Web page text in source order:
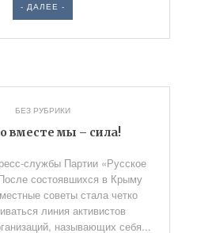
- ДАЛЕЕ -
БЕЗ РУБРИКИ
вместе мы – сила!
службы Партии «Русское
состоявшихся в Крыму
советы стала четко
линия активистов
называющих себя...